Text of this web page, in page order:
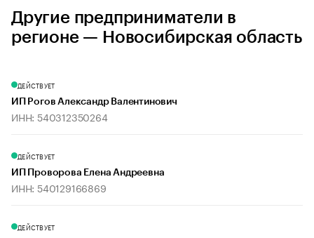
Другие предприниматели в
регионе — Новосибирская область
ДЕЙСТВУЕТ
ИП Рогов Александр Валентинович
ИНН: 540312350264
ДЕЙСТВУЕТ
ИП Проворова Елена Андреевна
ИНН: 540129166869
ДЕЙСТВУЕТ